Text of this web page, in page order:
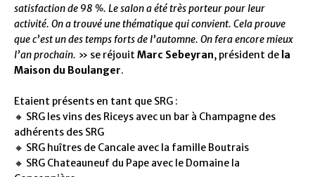
satisfaction de 98 %. Le salon a été très porteur pour leur
activité. On a trouvé une thématique qui convient. Cela prouve
que c’est un des temps forts de l’automne. On fera encore mieux
l’an prochain. » se réjouit Marc Sebeyran, président de la
Maison du Boulanger.
Etaient présents en tant que SRG :
🔸 SRG les vins des Riceys avec un bar à Champagne des
adhérents des SRG
🔸 SRG huîtres de Cancale avec la famille Boutrais
🔸 SRG Chateauneuf du Pape avec le Domaine la